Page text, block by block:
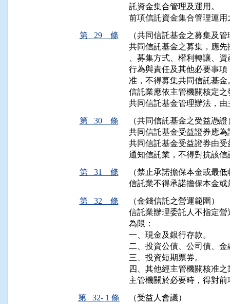
託資金集合管理及運用。
前項信託資金集合管理運
第 29 條
（共同信託基金之募集及管
共同信託基金之募集，應
、募集方式、權利轉讓、
行為與責任及其他必要事
准，不得募集共同信託基金
信託業應依主管機關核定
共同信託基金管理辦法，
第 30 條
（共同信託基金之受益憑證
共同信託基金受益證券應為
共同信託基金受益證券由
通知信託業，不得對抗該信
第 31 條
（禁止承諾擔保本金或最
信託業不得承諾擔保本金或
第 32 條
（金錢信託之營運範圍）
信託業辦理委託人不指定
為限：
一、現金及銀行存款。
二、投資公債、公司債、金
三、投資短期票券。
四、其他經主管機關核准之
主管機關於必要時，得對
第 32- 1 條
（受益人會議）